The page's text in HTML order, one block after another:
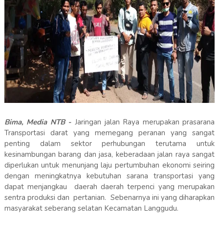
Bima, Media NTB - Jaringan jalan Raya merupakan prasarana
Transportasi darat yang memegang peranan yang sangat
penting dalam sektor perhubungan terutama untuk
kesinambungan barang dan jasa, keberadaan jalan raya sangat
diperlukan untuk menunjang laju pertumbuhan ekonomi seiring
dengan meningkatnya kebutuhan sarana transportasi yang
dapat menjangkau daerah daerah terpenci yang merupakan
sentra produksi dan pertanian. Sebenarnya ini yang diharapkan
masyarakat seberang selatan Kecamatan Langgudu.